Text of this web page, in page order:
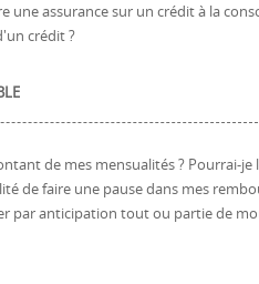
une assurance sur un crédit à la
crédit ?
de mes mensualités ? Pourrai-je
de faire une pause dans mes
par anticipation tout ou partie de